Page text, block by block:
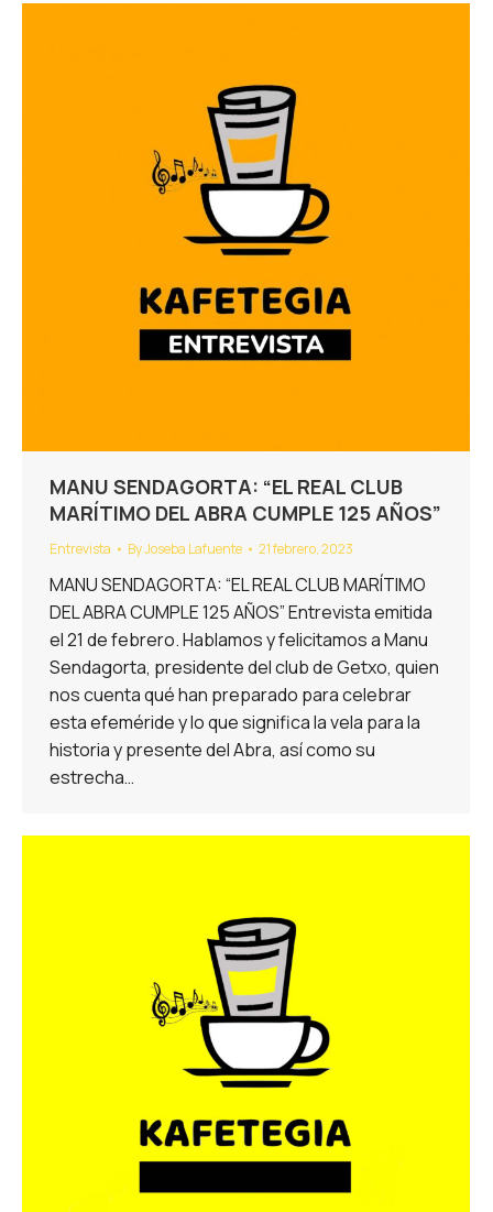
MANU SENDAGORTA: “EL REAL CLUB
MARÍTIMO DEL ABRA CUMPLE 125 AÑOS”
Entrevista ByJoseba Lafuente 21 febrero, 2023
MANU SENDAGORTA: “EL REAL CLUB MARÍTIMO
DEL ABRA CUMPLE 125 AÑOS” Entrevista emitida
el 21 de febrero. Hablamos y felicitamos a Manu
Sendagorta, presidente del club de Getxo, quien
nos cuenta qué han preparado para celebrar
esta efeméride y lo que significa la vela para la
historia y presente del Abra, así como su
estrecha…